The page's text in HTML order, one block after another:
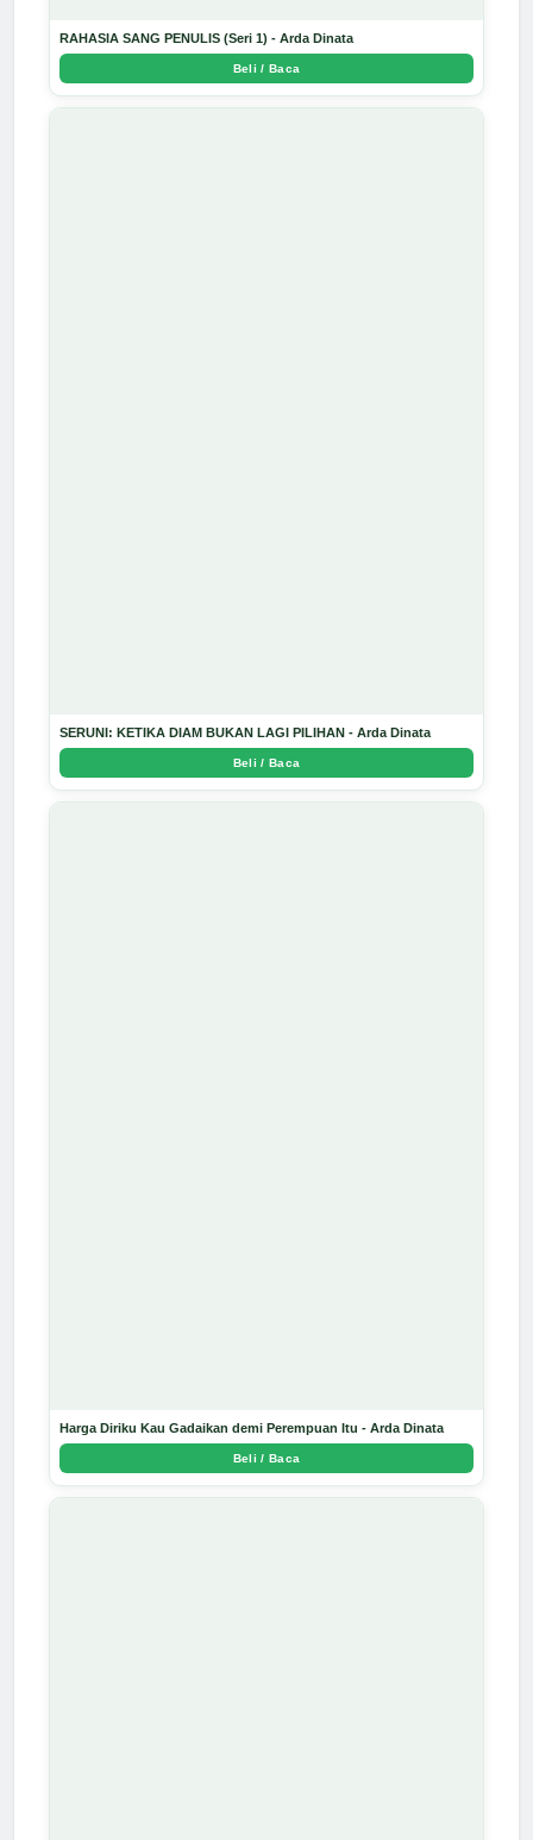
RAHASIA SANG PENULIS (Seri 1) - Arda Dinata
Beli / Baca
SERUNI: KETIKA DIAM BUKAN LAGI PILIHAN - Arda Dinata
Beli / Baca
Harga Diriku Kau Gadaikan demi Perempuan Itu - Arda Dinata
Beli / Baca